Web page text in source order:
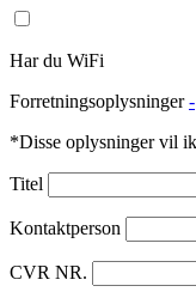
Har du WiFi
Forretningsoplysninger -
*Disse oplysninger vil
Titel
Kontaktperson
CVR NR.